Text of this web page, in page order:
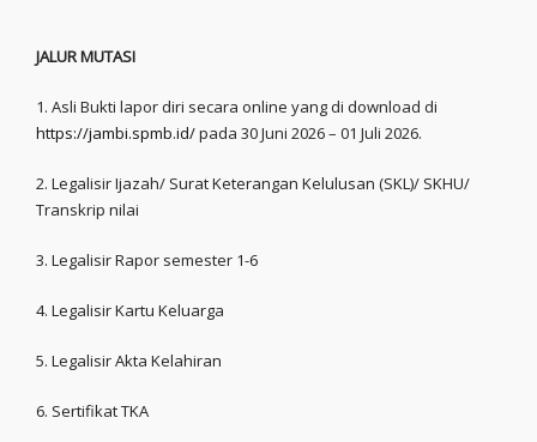
JALUR MUTASI
1. Asli Bukti lapor diri secara online yang di download di
https://jambi.spmb.id/pada 30 Juni 2026 – 01 Juli 2026.
2. Legalisir Ijazah/ Surat Keterangan Kelulusan (SKL)/ SKHU/
Transkrip nilai
3. Legalisir Rapor semester 1-6
4. Legalisir Kartu Keluarga
5. Legalisir Akta Kelahiran
6. Sertifikat TKA